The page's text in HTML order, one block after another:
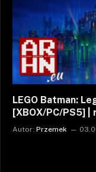
LEGO Batman:
[XBOX/PC/PS5] |
Autor: Przemek